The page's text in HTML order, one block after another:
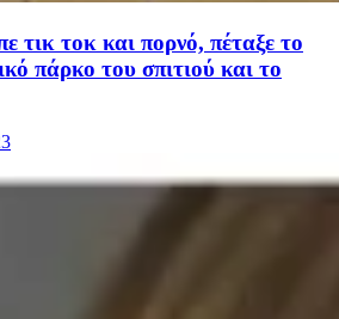
τικ τοκ και πορνό, πέταξε το
πάρκο του σπιτιού και το